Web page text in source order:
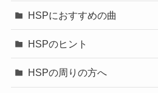
HSPにおすすめの曲
HSPのヒント
HSPの周りの方へ